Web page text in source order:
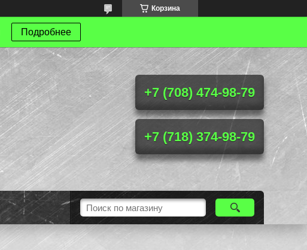
Корзина
Подробнее
+7 (708) 474-98-79
+7 (718) 374-98-79